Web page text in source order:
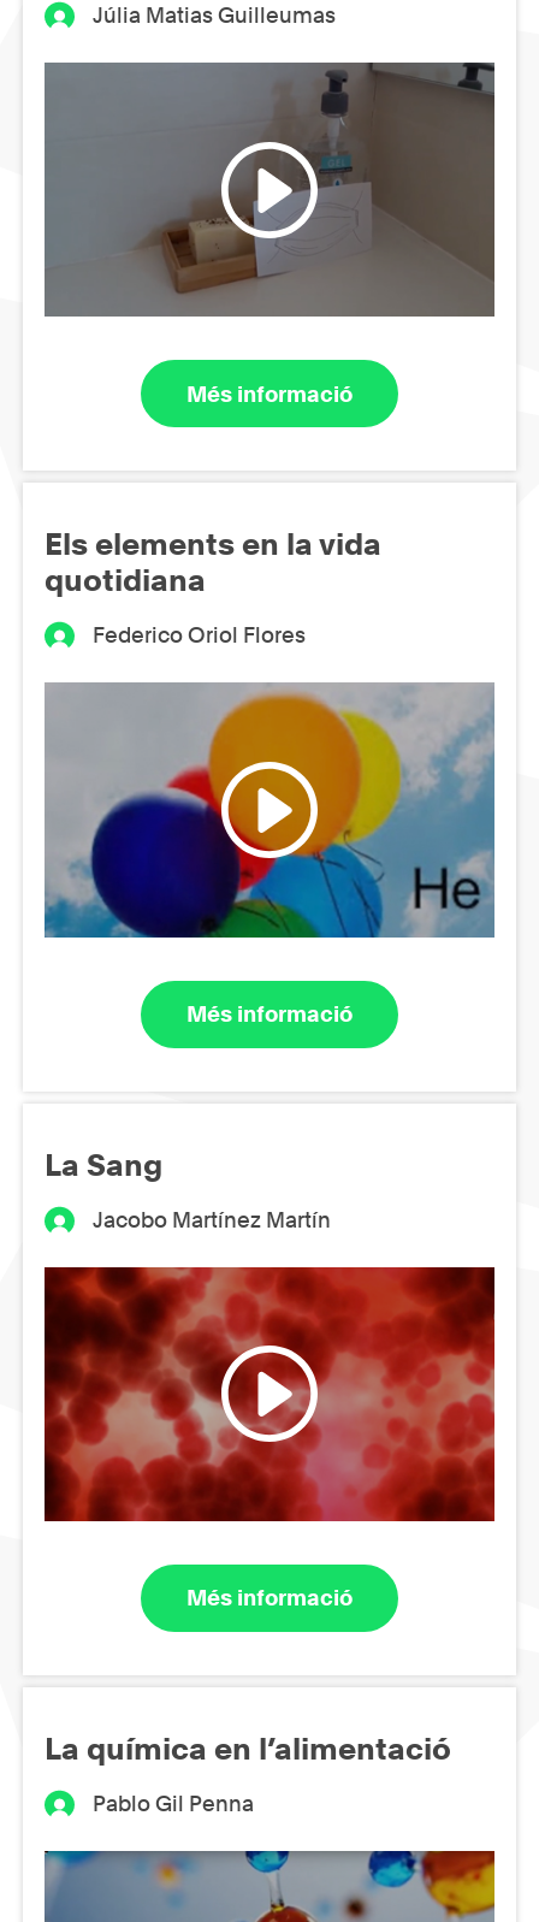
Júlia Matias Guilleumas
Més informació
Els elements en la vida
quotidiana
Federico Oriol Flores
Més informació
La Sang
Jacobo Martínez Martín
Més informació
La química en l’alimentació
Pablo Gil Penna